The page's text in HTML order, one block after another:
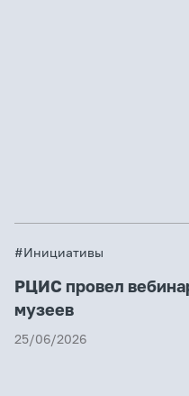
#Инициативы
РЦИС провел
музеев
25/06/2026